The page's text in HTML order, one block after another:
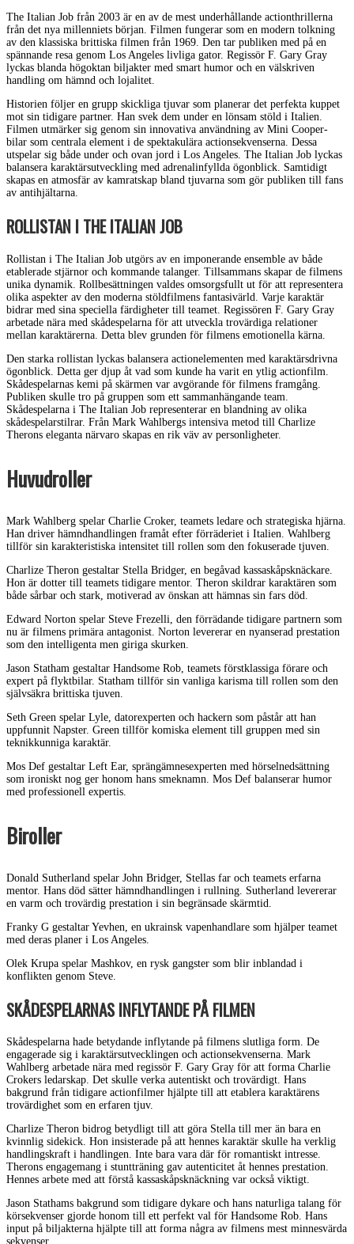
The Italian Job från 2003 är en av de mest underhållande actionthrillerna
från det nya millenniets början. Filmen fungerar som en modern tolkning
av den klassiska brittiska filmen från 1969. Den tar publiken med på en
spännande resa genom Los Angeles livliga gator. Regissör F. Gary Gray
lyckas blanda högoktan biljakter med smart humor och en välskriven
handling om hämnd och lojalitet.
Historien följer en grupp skickliga tjuvar som planerar det perfekta kuppet
mot sin tidigare partner. Han svek dem under en lönsam stöld i Italien.
Filmen utmärker sig genom sin innovativa användning av Mini Cooper-
bilar som centrala element i de spektakulära actionsekvenserna. Dessa
utspelar sig både under och ovan jord i Los Angeles. The Italian Job lyckas
balansera karaktärsutveckling med adrenalinfyllda ögonblick. Samtidigt
skapas en atmosfär av kamratskap bland tjuvarna som gör publiken till fans
av antihjältarna.
ROLLISTAN I THE ITALIAN JOB
Rollistan i The Italian Job utgörs av en imponerande ensemble av både
etablerade stjärnor och kommande talanger. Tillsammans skapar de filmens
unika dynamik. Rollbesättningen valdes omsorgsfullt ut för att representera
olika aspekter av den moderna stöldfilmens fantasivärld. Varje karaktär
bidrar med sina speciella färdigheter till teamet. Regissören F. Gary Gray
arbetade nära med skådespelarna för att utveckla trovärdiga relationer
mellan karaktärerna. Detta blev grunden för filmens emotionella kärna.
Den starka rollistan lyckas balansera actionelementen med karaktärsdrivna
ögonblick. Detta ger djup åt vad som kunde ha varit en ytlig actionfilm.
Skådespelarnas kemi på skärmen var avgörande för filmens framgång.
Publiken skulle tro på gruppen som ett sammanhängande team.
Skådespelarna i The Italian Job representerar en blandning av olika
skådespelarstilrar. Från Mark Wahlbergs intensiva metod till Charlize
Therons eleganta närvaro skapas en rik väv av personligheter.
Huvudroller
Mark Wahlberg spelar Charlie Croker, teamets ledare och strategiska hjärna.
Han driver hämndhandlingen framåt efter förräderiet i Italien. Wahlberg
tillför sin karakteristiska intensitet till rollen som den fokuserade tjuven.
Charlize Theron gestaltar Stella Bridger, en begåvad kassaskåpsknäckare.
Hon är dotter till teamets tidigare mentor. Theron skildrar karaktären som
både sårbar och stark, motiverad av önskan att hämnas sin fars död.
Edward Norton spelar Steve Frezelli, den förrädande tidigare partnern som
nu är filmens primära antagonist. Norton levererar en nyanserad prestation
som den intelligenta men giriga skurken.
Jason Statham gestaltar Handsome Rob, teamets förstklassiga förare och
expert på flyktbilar. Statham tillför sin vanliga karisma till rollen som den
självsäkra brittiska tjuven.
Seth Green spelar Lyle, datorexperten och hackern som påstår att han
uppfunnit Napster. Green tillför komiska element till gruppen med sin
teknikkunniga karaktär.
Mos Def gestaltar Left Ear, sprängämnesexperten med hörselnedsättning
som ironiskt nog ger honom hans smeknamn. Mos Def balanserar humor
med professionell expertis.
Biroller
Donald Sutherland spelar John Bridger, Stellas far och teamets erfarna
mentor. Hans död sätter hämndhandlingen i rullning. Sutherland levererar
en varm och trovärdig prestation i sin begränsade skärmtid.
Franky G gestaltar Yevhen, en ukrainsk vapenhandlare som hjälper teamet
med deras planer i Los Angeles.
Olek Krupa spelar Mashkov, en rysk gangster som blir inblandad i
konflikten genom Steve.
SKÅDESPELARNAS INFLYTANDE PÅ FILMEN
Skådespelarna hade betydande inflytande på filmens slutliga form. De
engagerade sig i karaktärsutvecklingen och actionsekvenserna. Mark
Wahlberg arbetade nära med regissör F. Gary Gray för att forma Charlie
Crokers ledarskap. Det skulle verka autentiskt och trovärdigt. Hans
bakgrund från tidigare actionfilmer hjälpte till att etablera karaktärens
trovärdighet som en erfaren tjuv.
Charlize Theron bidrog betydligt till att göra Stella till mer än bara en
kvinnlig sidekick. Hon insisterade på att hennes karaktär skulle ha verklig
handlingskraft i handlingen. Inte bara vara där för romantiskt intresse.
Therons engagemang i stuntträning gav autenticitet åt hennes prestation.
Hennes arbete med att förstå kassaskåpsknäckning var också viktigt.
Jason Stathams bakgrund som tidigare dykare och hans naturliga talang för
körsekvenser gjorde honom till ett perfekt val för Handsome Rob. Hans
input på biljakterna hjälpte till att forma några av filmens mest minnesvärda
sekvenser.